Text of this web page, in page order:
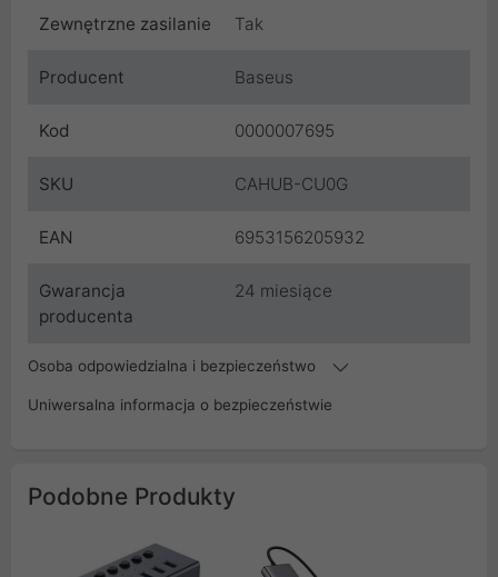
Zewnętrzne zasilanie Tak
Producent Baseus
Kod 0000007695
SKU CAHUB-CU0G
EAN 6953156205932
Gwarancja
producenta
24 miesiące
Osoba odpowiedzialna i bezpieczeństwo
Uniwersalna informacja o bezpieczeństwie
Podobne Produkty